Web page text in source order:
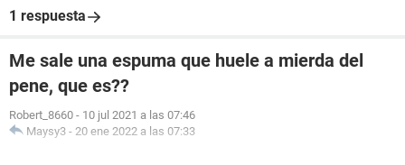
1 respuesta
Me sale una espuma que huele a mierda del
pene, que es??
Robert_8660 - 10 jul 2021 a las 07:46
Maysy3 - 20 ene 2022 a las 07:33